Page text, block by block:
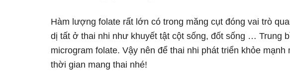
Hàm lượng folate rất lớn có trong măng cụt đóng vai trò
dị tất ở thai nhi như khuyết tật cột sống, đốt sống … Trung
microgram folate. Vậy nên để thai nhi phát triển khỏe
thời gian mang thai nhé!